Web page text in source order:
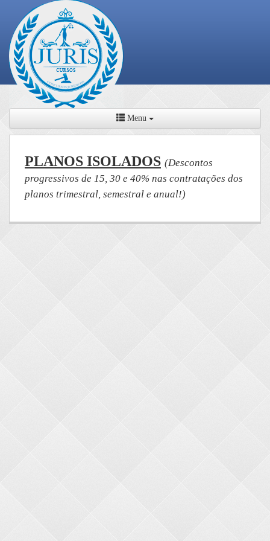
Menu
PLANOS ISOLADOS (Descontos
progressivos de 15, 30 e 40% nas contratações dos
planos trimestral, semestral e anual!)